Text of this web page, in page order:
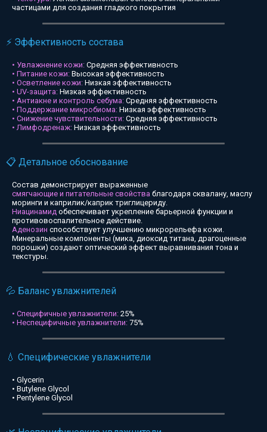
частицами для создания гладкого покрытия
⚡ Эффективность состава
• Увлажнение кожи: Средняя эффективность
• Питание кожи: Высокая эффективность
• Осветление кожи: Низкая эффективность
• UV-защита: Низкая эффективность
• Антиакне и контроль себума: Средняя эффективность
• Поддержание микробиома: Низкая эффективность
• Снижение чувствительности: Средняя эффективность
• Лимфодренаж: Низкая эффективность
📋 Детальное обоснование
Состав демонстрирует выраженные
смягчающие и питательные свойства благодаря сквалану, маслу
моринги и каприлик/каприк триглицериду.
Ниацинамид обеспечивает укрепление барьерной функции и
противовоспалительное действие.
Аденозин способствует улучшению микрорельефа кожи.
Минеральные компоненты (мика, диоксид титана, драгоценные
порошки) создают оптический эффект выравнивания тона и
текстуры.
💦 Баланс увлажнителей
• Специфичные увлажнители: 25%
• Неспецифичные увлажнители: 75%
💧 Специфические увлажнители
• Glycerin
• Butylene Glycol
• Pentylene Glycol